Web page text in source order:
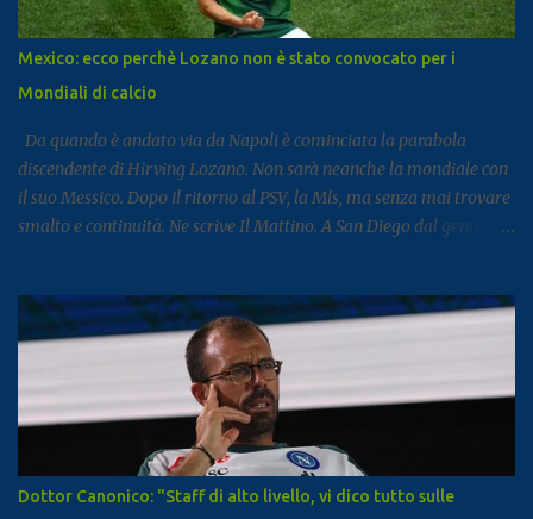
italiane, risultando la città con il miglior risultato nel
Mezzogiorno. Subito dopo si colloca Sorrento, che ha registrato 2,8
milioni di presenze e continua a distinguersi anche per alcuni dati
particolari. Circa il 90% dei visitatori della località costiera
proviene infatt...
Mexico: ecco perchè Lozano non è stato convocato per i
Mondiali di calcio
Da quando è andato via da Napoli è cominciata la parabola
discendente di Hirving Lozano. Non sarà neanche la mondiale con
il suo Messico. Dopo il ritorno al PSV, la Mls, ma senza mai trovare
smalto e continuità. Ne scrive Il Mattino. A San Diego dal gennaio
all’anno ) fino almeno al 2028. L’impatto non era stato cattivo: 9
gol e 8 assist in 27 partite. Tutto è cambiato la scorsa estate,
quando il club americano ha comunicato al calciatore che avrebbe
già potuto cercarsi una soluzione differente, ricevendo un no dal
calciatore e dal suo entourage. In pratica, da quando il campionato
americano è ricominciato a febbraio scorso, l’ex azzurro non è mai
stato convocato dal club, allenandosi con i compagni ma mai preso
in considerazione per le gare. Il ct Aguirre gli tese la mano
Dottor Canonico: "Staff di alto livello, vi dico tutto sulle